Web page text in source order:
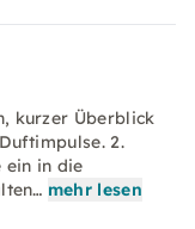
kurzer Überblick
2.
ein in die
mehr lesen